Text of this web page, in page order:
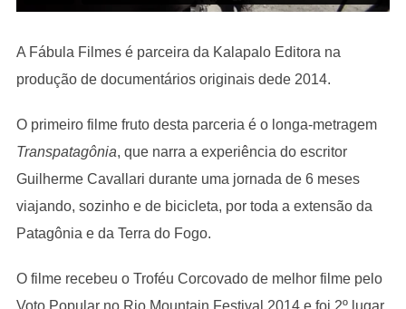
A Fábula Filmes é parceira da Kalapalo Editora na
produção de documentários originais dede 2014.
O primeiro filme fruto desta parceria é o longa-metragem
Transpatagônia, que narra a experiência do escritor
Guilherme Cavallari durante uma jornada de 6 meses
viajando, sozinho e de bicicleta, por toda a extensão da
Patagônia e da Terra do Fogo.
O filme recebeu o Troféu Corcovado de melhor filme pelo
Voto Popular no Rio Mountain Festival 2014 e foi 2º lugar